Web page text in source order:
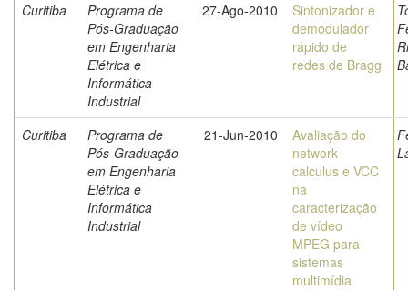
Curitiba
Programa de
Pós-Graduação
em Engenharia
Elétrica e
Informática
Industrial
27-Ago-2010
Sintonizador e
demodulador
rápido de
redes de Bragg
Curitiba
Programa de
Pós-Graduação
em Engenharia
Elétrica e
Informática
Industrial
21-Jun-2010
Avaliação do
network
calculus e VCC
na
caracterização
de vídeo
MPEG para
sistemas
multimídia